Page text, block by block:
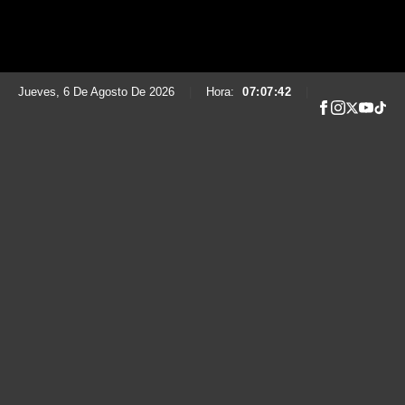
Jueves, 6 De Agosto De 2026 Hora: 07:07:43